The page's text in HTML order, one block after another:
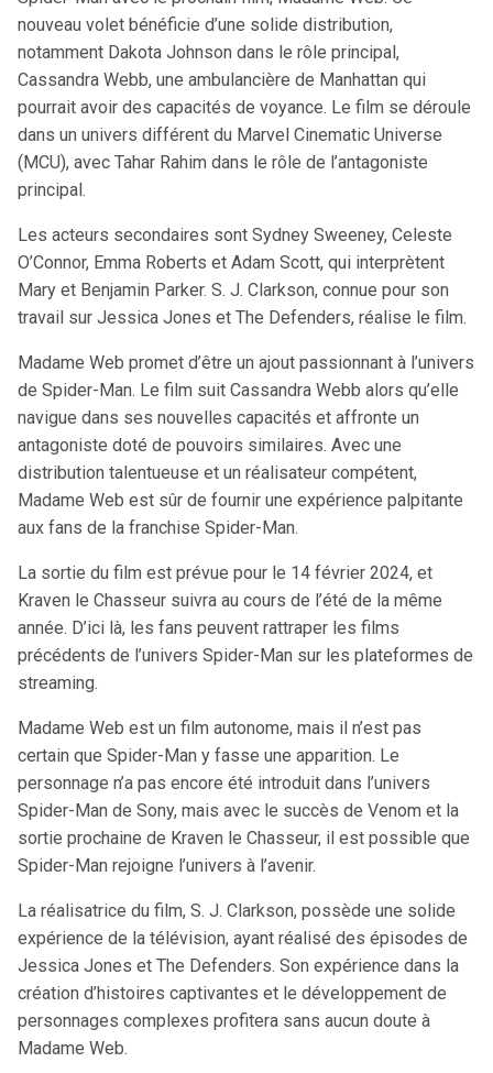
nouveau volet bénéficie d’une solide distribution,
notamment Dakota Johnson dans le rôle principal,
Cassandra Webb, une ambulancière de Manhattan qui
pourrait avoir des capacités de voyance. Le film se déroule
dans un univers différent du Marvel Cinematic Universe
(MCU), avec Tahar Rahim dans le rôle de l’antagoniste
principal.
Les acteurs secondaires sont Sydney Sweeney, Celeste
O’Connor, Emma Roberts et Adam Scott, qui interprètent
Mary et Benjamin Parker. S. J. Clarkson, connue pour son
travail sur Jessica Jones et The Defenders, réalise le film.
Madame Web promet d’être un ajout passionnant à l’univers
de Spider-Man. Le film suit Cassandra Webb alors qu’elle
navigue dans ses nouvelles capacités et affronte un
antagoniste doté de pouvoirs similaires. Avec une
distribution talentueuse et un réalisateur compétent,
Madame Web est sûr de fournir une expérience palpitante
aux fans de la franchise Spider-Man.
La sortie du film est prévue pour le 14 février 2024, et
Kraven le Chasseur suivra au cours de l’été de la même
année. D’ici là, les fans peuvent rattraper les films
précédents de l’univers Spider-Man sur les plateformes de
streaming.
Madame Web est un film autonome, mais il n’est pas
certain que Spider-Man y fasse une apparition. Le
personnage n’a pas encore été introduit dans l’univers
Spider-Man de Sony, mais avec le succès de Venom et la
sortie prochaine de Kraven le Chasseur, il est possible que
Spider-Man rejoigne l’univers à l’avenir.
La réalisatrice du film, S. J. Clarkson, possède une solide
expérience de la télévision, ayant réalisé des épisodes de
Jessica Jones et The Defenders. Son expérience dans la
création d’histoires captivantes et le développement de
personnages complexes profitera sans aucun doute à
Madame Web.